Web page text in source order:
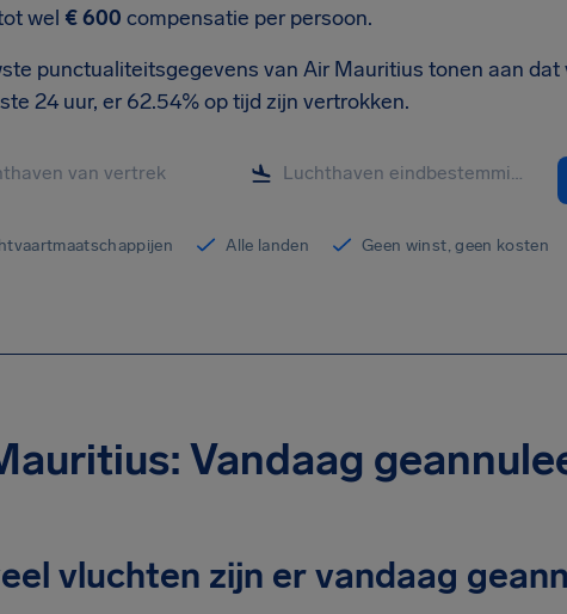
wel € 600 compensatie per persoon.
punctualiteitsgegevens van Air Mauritius tonen aan
24 uur, er 62.54% op tijd zijn vertrokken.
Alle landen Geen winst, geen kosten
Vandaag
vluchten zijn er vandaag